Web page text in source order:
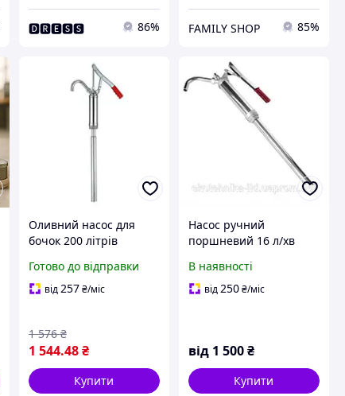
🅳🆁🅴🆂🆂 86% FAMILY SHOP 85%
Оливний насос для
бочок 200 літрів
Готово до відправки
від 257 ₴/міс
1 544.48 ₴
1 576 ₴
Купити
Насос ручний
поршневий 16 л/хв
перекачування рідин із
бочок.
В наявності
від 250₴/міс
від 1 500₴
Купити